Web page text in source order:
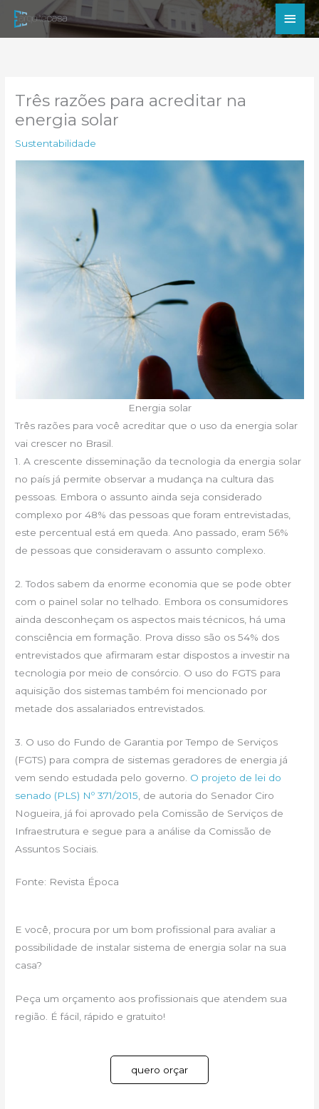
para
Três razões para acreditar na
energia solar
Sustentabilidade
Energia solar
Três razões para você acreditar que o uso da energia solar
vai crescer no Brasil.
1. A crescente disseminação da tecnologia da energia solar
no país já permite observar a mudança na cultura das
pessoas. Embora o assunto ainda seja considerado
complexo por 48% das pessoas que foram entrevistadas,
este percentual está em queda. Ano passado, eram 56%
de pessoas que consideravam o assunto complexo.
2. Todos sabem da enorme economia que se pode obter
com o painel solar no telhado. Embora os consumidores
ainda desconheçam os aspectos mais técnicos, há uma
consciência em formação. Prova disso são os 54% dos
entrevistados que afirmaram estar dispostos a investir na
tecnologia por meio de consórcio. O uso do FGTS para
aquisição dos sistemas também foi mencionado por
metade dos assalariados entrevistados.
3. O uso do Fundo de Garantia por Tempo de Serviços
(FGTS) para compra de sistemas geradores de energia já
vem sendo estudada pelo governo. O projeto de lei do
senado (PLS) Nº 371/2015 , de autoria do Senador Ciro
Nogueira, já foi aprovado pela Comissão de Serviços de
Infraestrutura e segue para a análise da Comissão de
Assuntos Sociais.
Fonte: Revista Época
E você, procura por um bom profissional para avaliar a
possibilidade de instalar sistema de energia solar na sua
casa?
Peça um orçamento aos profissionais que atendem sua
região. É fácil, rápido e gratuito!
quero orçar